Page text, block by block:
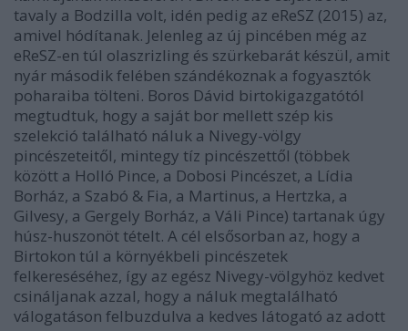
tavaly a Bodzilla volt, idén pedig az eReSZ (2015) az,
amivel hódítanak. Jelenleg az új pincében még az
eReSZ-en túl olaszrizling és szürkebarát készül, amit
nyár második felében szándékoznak a fogyasztók
poharaiba tölteni. Boros Dávid birtokigazgatótól
megtudtuk, hogy a saját bor mellett szép kis
szelekció található náluk a Nivegy-völgy
pincészeteitől, mintegy tíz pincészettől (többek
között a Holló Pince, a Dobosi Pincészet, a Lídia
Borház, a Szabó & Fia, a Martinus, a Hertzka, a
Gilvesy, a Gergely Borház, a Váli Pince) tartanak úgy
húsz-huszonöt tételt. A cél elsősorban az, hogy a
Birtokon túl a környékbeli pincészetek
felkereséséhez, így az egész Nivegy-völgyhöz kedvet
csináljanak azzal, hogy a náluk megtalálható
válogatáson felbuzdulva a kedves látogató az adott